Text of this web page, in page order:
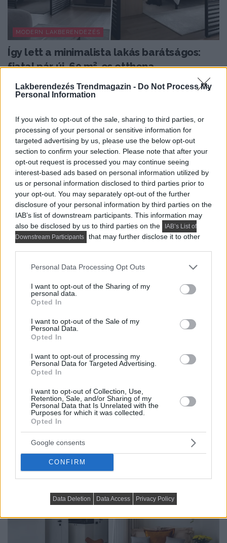
Lakberendezés Trendmagazin - Do Not Process My
Personal Information
If you wish to opt-out of the sale, sharing to third parties, or
processing of your personal or sensitive information for
targeted advertising by us, please use the below opt-out
section to confirm your selection. Please note that after your
opt-out request is processed you may continue seeing
interest-based ads based on personal information utilized by
us or personal information disclosed to third parties prior to
your opt-out. You may separately opt-out of the further
disclosure of your personal information by third parties on the
IAB’s list of downstream participants. This information may
also be disclosed by us to third parties on the
IAB’s List of
Downstream Participants
that may further disclose it to other
Please note that this website/app uses one or more Google
not limited to your visit or usage behaviour. You may click to
grant or deny consent to Google and its third-party tags to
use your data for below specified purposes in below Google
consent section.
Personal Data Processing Opt Outs
I want to opt-out of the Sharing of my
personal data.
Opted In
I want to opt-out of the Sale of my
Personal Data.
Opted In
I want to opt-out of processing my
Personal Data for Targeted Advertising.
Opted In
I want to opt-out of Collection, Use,
Retention, Sale, and/or Sharing of my
Personal Data that Is Unrelated with the
Purposes for which it was collected.
Opted In
Google consents
CONFIRM
Data Deletion Data Access Privacy Policy
MODERN LAKBERENDEZÉS
Így lett a minimalista lakás barátságos:
fiatal pár új, 60 m²-es otthona
A 60 négyzetméteres lakást egy fiatal pár számára
alakították ki, akik sokat utaznak, szívesen fogadnak...
TOVÁBBIAK BETÖLTÉSE
Praktikus lakberendezési ötletek
PRAKTIKUS LAKBERENDEZÉSI ÖTLETEK, TIPPEK, TANÁCSOK
5 látványos hálószobai megoldás,
amelyet később könnyű megbánni
TOVÁBBIAK BETÖLTÉSE